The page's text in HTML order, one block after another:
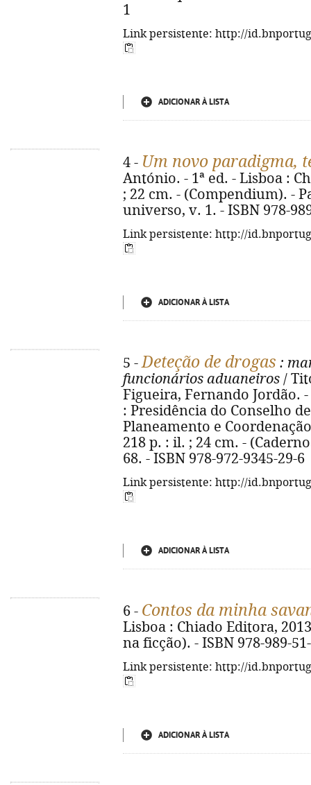
1
Link persistente: http://
ADICIONAR À LISTA
4 - Um novo paradigma,
António. - 1ª ed. - Lisboa :
; 22 cm. - (Compendium). -
universo, v. 1. - ISBN 978-
Link persistente: http://
ADICIONAR À LISTA
5 -Deteção de drogas :
funcionários aduaneiros /
Figueira, Fernando Jordão.
: Presidência do Conselho
Planeamento e
218 p. : il. ; 24 cm. -
68. - ISBN 978-972-9345-29-6
Link persistente: http://
ADICIONAR À LISTA
6 - Contos da minha
Lisboa : Chiado Editora,
na ficção). - ISBN 978-989-
Link persistente: http://
ADICIONAR À LISTA